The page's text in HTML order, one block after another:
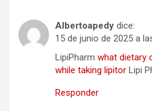
Albertoapedy dice:
15 de junio de 2025 a
LipiPharm what dietary
while taking lipitor Lipi
Responder